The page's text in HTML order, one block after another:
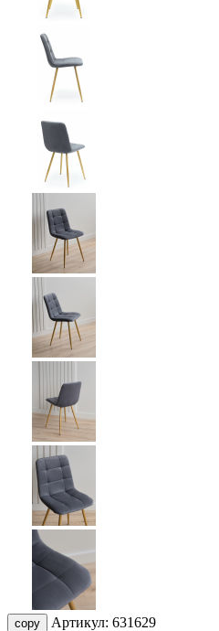
copy Артикул: 631629